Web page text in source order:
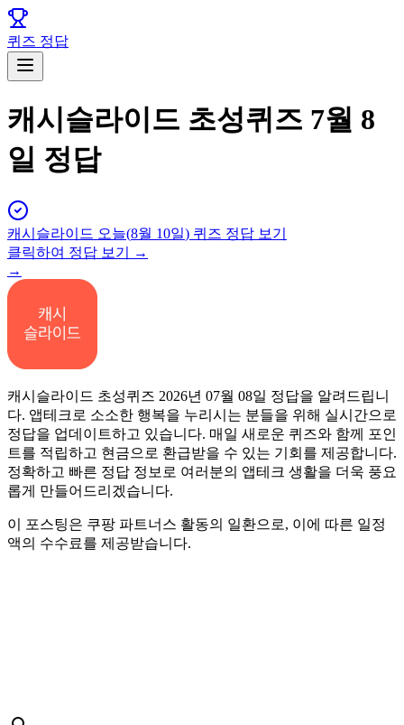
퀴즈 정답
캐시슬라이드 초성퀴즈 7월 8
일 정답
캐시슬라이드 오늘(8월 10일) 퀴즈 정답 보기
클릭하여 정답 보기 →
→
캐시슬라이드 초성퀴즈 2026년 07월 08일 정답을 알려드립니
다. 앱테크로 소소한 행복을 누리시는 분들을 위해 실시간으로
정답을 업데이트하고 있습니다. 매일 새로운 퀴즈와 함께 포인
트를 적립하고 현금으로 환급받을 수 있는 기회를 제공합니다.
정확하고 빠른 정답 정보로 여러분의 앱테크 생활을 더욱 풍요
롭게 만들어드리겠습니다.
이 포스팅은 쿠팡 파트너스 활동의 일환으로, 이에 따른 일정
액의 수수료를 제공받습니다.